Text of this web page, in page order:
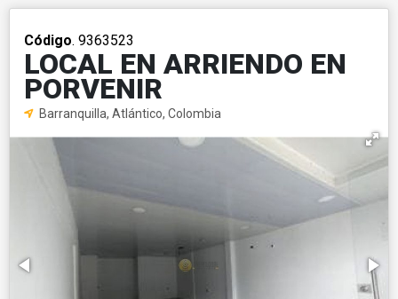
Código. 9363523
LOCAL EN ARRIENDO EN
PORVENIR
Barranquilla, Atlántico, Colombia